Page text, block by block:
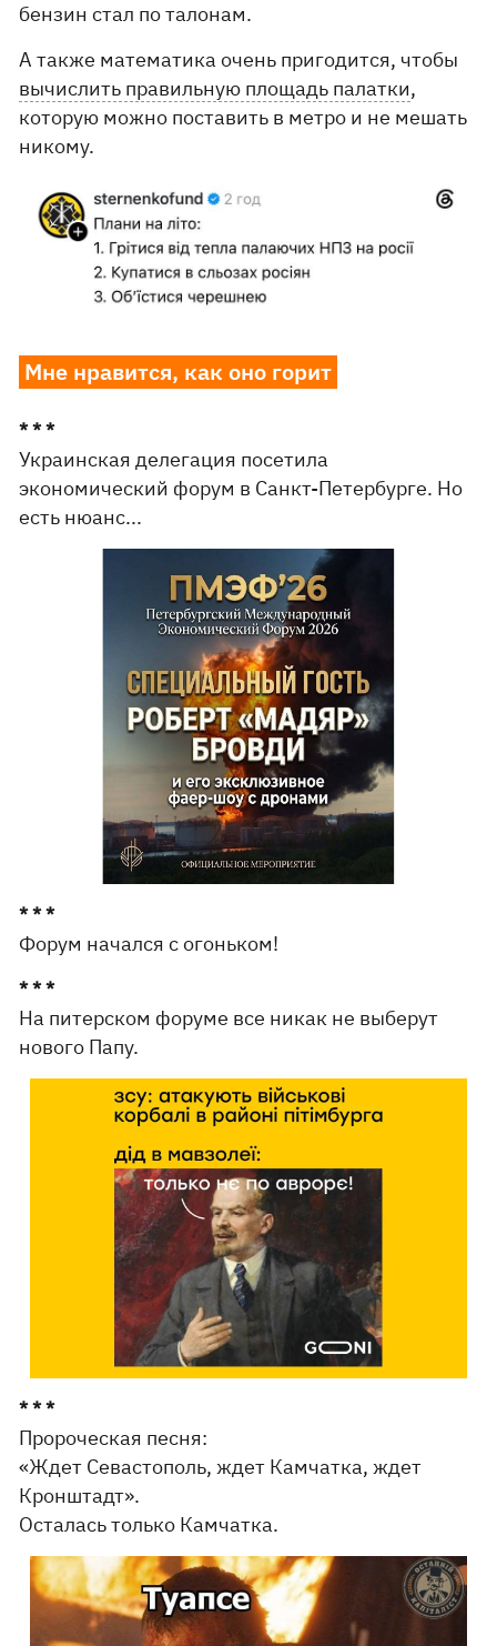
бензин стал по талонам.
А также математика очень пригодится, чтобы
вычислить правильную площадь палатки,
которую можно поставить в метро и не мешать
никому.
Мне нравится, как оно горит
* * *
Украинская делегация посетила
экономический форум в Санкт-Петербурге. Но
есть нюанс...
* * *
Форум начался с огоньком!
* * *
На питерском форуме все никак не выберут
нового Папу.
* * *
Пророческая песня:
«Ждет Севастополь, ждет Камчатка, ждет
Кронштадт».
Осталась только Камчатка.